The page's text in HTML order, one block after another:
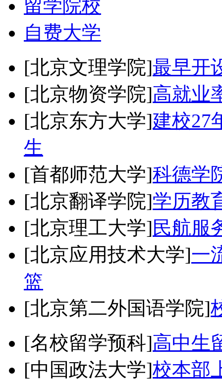
留学院校
自费大学
[北京文理学院]最早开
[北京物资学院]高就业
[北京东方大学]建校27
生
[首都师范大学]科德学
[北京翻译学院]学历教
[北京理工大学]民航服
[北京应用技术大学]一
篮
[北京第二外国语学院]
[名校留学预科]高中生
[中国政法大学]校本部